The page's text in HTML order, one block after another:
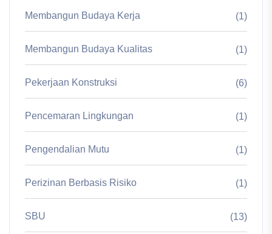
Membangun Budaya Kerja (1)
Membangun Budaya Kualitas (1)
Pekerjaan Konstruksi (6)
Pencemaran Lingkungan (1)
Pengendalian Mutu (1)
Perizinan Berbasis Risiko (1)
SBU (13)